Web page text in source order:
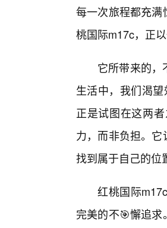
每一次旅程都充
桃国际m17c，正
它所带来的，
生活中，我们渴
正是试图在这两
力，而非负担。
找到属于自己的位
红桃国际
完美的不🎯懈追